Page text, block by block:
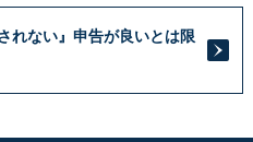
れない』申告が良いとは限